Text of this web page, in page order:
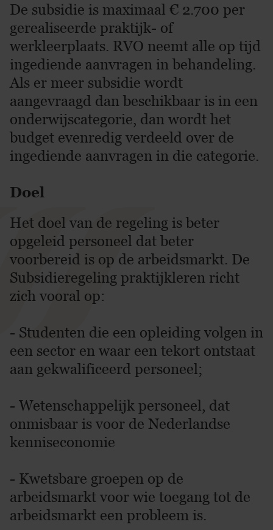
De subsidie is maximaal € 2.700 per
gerealiseerde praktijk- of
werkleerplaats. RVO neemt alle op tijd
ingediende aanvragen in behandeling.
Als er meer subsidie wordt
aangevraagd dan beschikbaar is in een
onderwijscategorie, dan wordt het
budget evenredig verdeeld over de
ingediende aanvragen in die categorie.
Doel
Het doel van de regeling is beter
opgeleid personeel dat beter
voorbereid is op de arbeidsmarkt. De
Subsidieregeling praktijkleren richt
zich vooral op:
- Studenten die een opleiding volgen in
een sector en waar een tekort ontstaat
aan gekwalificeerd personeel;
- Wetenschappelijk personeel, dat
onmisbaar is voor de Nederlandse
kenniseconomie
- Kwetsbare groepen op de
arbeidsmarkt voor wie toegang tot de
arbeidsmarkt een probleem is.